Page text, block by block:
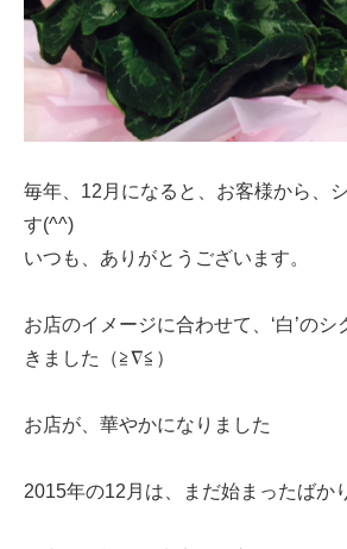
毎年、12月になると、お客様から、
す(^^)
いつも、ありがとうございます。
お店のイメージに合わせて、‘白’の
きました（≧∇≦）
お店が、華やかになりました
2015年の12月は、まだ始まったばか